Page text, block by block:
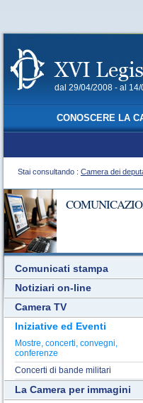
dal 29/04/2008 - al 14/
CONOSCERE LA
Stai consultando : Camera dei
Comunicati stampa
Notiziari on-line
Camera TV
Iniziative ed Eventi
Mostre, concerti, convegni,
conferenze
Concerti di bande militari
La Camera per immagini